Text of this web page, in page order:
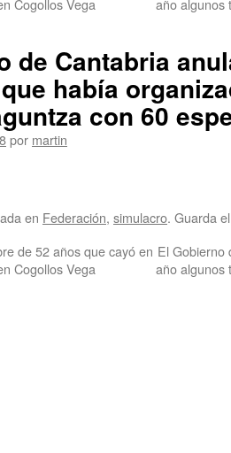
Cogollos Vega
año algunos
de Cantabria
había
con 60
por martin
en Federación, simulacro. Guarda
de 52 años que cayó en
Cogollos Vega
El Gobierno
año algunos